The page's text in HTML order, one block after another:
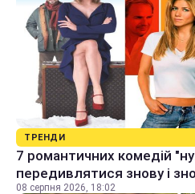
ТРЕНДИ
7 романтичних комедій
передивлятися знову і
08 серпня 2026, 18:02